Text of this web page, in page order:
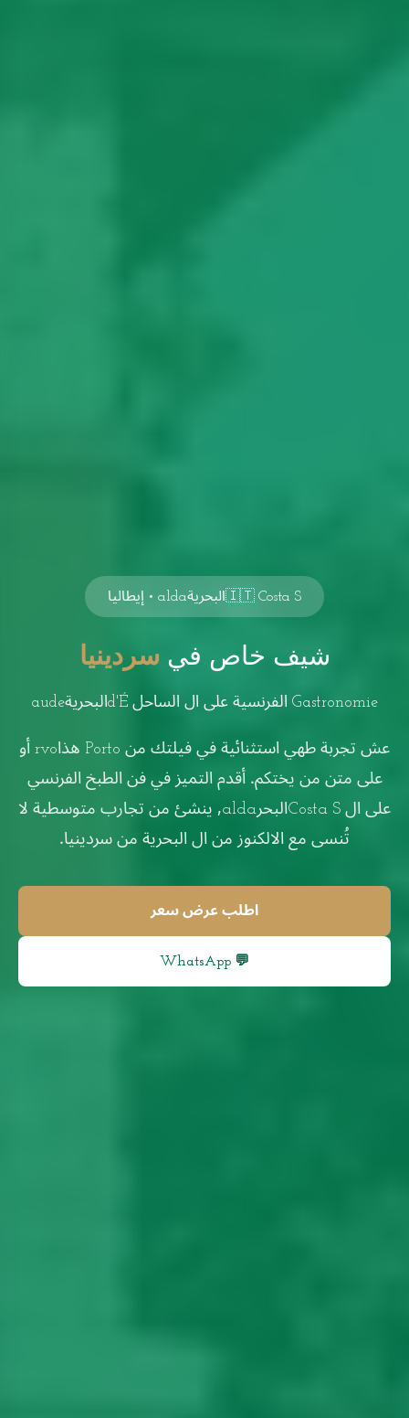
🇮🇹 Costa Sالبحريةalda • إيطاليا
شيف خاص في سردينيا
Gastronomie الفرنسية على ال الساحل d'Éالبحريةaude
عش تجربة طهي استثنائية في فيلتك من Porto هذاrvo أو
على متن من يختكم. أقدم التميز في فن الطبخ الفرنسي
على ال Costa Sالبحرalda, ينشئ من تجارب متوسطية لا
تُنسى مع الالكنوز من ال البحرية من سردينيا.
اطلب عرض سعر
💬 WhatsApp